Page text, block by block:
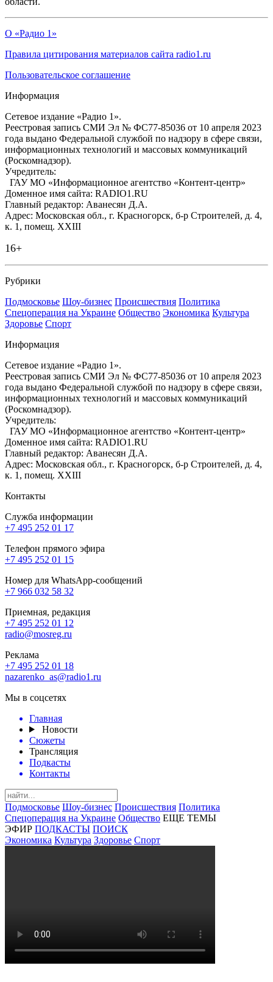
О «Радио 1»
Правила цитирования материалов сайта radio1.ru
Пользовательское соглашение
Информация
Сетевое издание «Радио 1».
Реестровая запись СМИ Эл № ФС77-85036 от 10 апреля 2023
года выдано Федеральной службой по надзору в сфере связи,
информационных технологий и массовых коммуникаций
(Роскомнадзор).
Учредитель:
ГАУ МО «Информационное агентство «Контент-центр»
Доменное имя сайта: RADIO1.RU
Главный редактор: Аванесян Д.А.
Адрес: Московская обл., г. Красногорск, б-р Строителей, д. 4,
к. 1, помещ. XXIII
16+
Рубрики
Подмосковье Шоу-бизнес Происшествия Политика
Спецоперация на Украине Общество Экономика Культура
Здоровье Спорт
Информация
Сетевое издание «Радио 1».
Реестровая запись СМИ Эл № ФС77-85036 от 10 апреля 2023
года выдано Федеральной службой по надзору в сфере связи,
информационных технологий и массовых коммуникаций
(Роскомнадзор).
Учредитель:
ГАУ МО «Информационное агентство «Контент-центр»
Доменное имя сайта: RADIO1.RU
Главный редактор: Аванесян Д.А.
Адрес: Московская обл., г. Красногорск, б-р Строителей, д. 4,
к. 1, помещ. XXIII
Контакты
Служба информации
+7 495 252 01 17
Телефон прямого эфира
+7 495 252 01 15
Номер для WhatsApp-сообщений
+7 966 032 58 32
Приемная, редакция
+7 495 252 01 12
radio@mosreg.ru
Реклама
+7 495 252 01 18
nazarenko_as@radio1.ru
Мы в соцсетях
Главная
Новости
Сюжеты
Трансляция
Подкасты
Контакты
Подмосковье Шоу-бизнес Происшествия Политика
Спецоперация на Украине Общество ЕЩЕ ТЕМЫ
ЭФИР ПОДКАСТЫ ПОИСК
Экономика Культура Здоровье Спорт